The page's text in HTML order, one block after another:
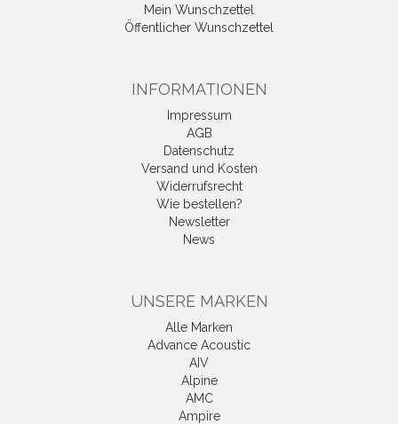
Mein Wunschzettel
Öffentlicher Wunschzettel
INFORMATIONEN
Impressum
AGB
Datenschutz
Versand und Kosten
Widerrufsrecht
Wie bestellen?
Newsletter
News
UNSERE MARKEN
Alle Marken
Advance Acoustic
AIV
Alpine
AMC
Ampire